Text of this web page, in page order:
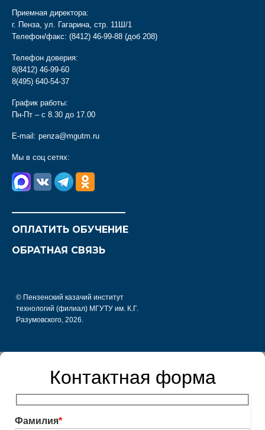
Приемная директора:
г. Пенза, ул. Гагарина, стр. 11Ш/1
Телефон/факс: (8412) 46-99-88 (доб 208)
Телефон доверия:
8(8412) 46-99-60
8(495) 640-54-37
График работы:
Пн-Пт – с 8.30 до 17.00
E-mail: penza@mgutm.ru
Мы в соц сетях:
ОПЛАТИТЬ ОБУЧЕНИЕ
ОБРАТНАЯ СВЯЗЬ
© Пензенский казачий институт
технологий (филиал) МГУТУ им. К.Г.
Разумовского, 2026.
Контактная форма
Фамилия*